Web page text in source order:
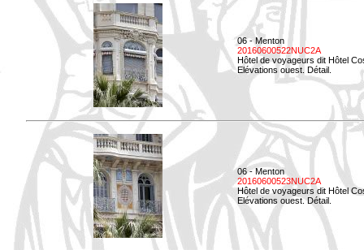
06 - Menton
20160600522NUC2A
Hôtel de voyageurs dit Hôtel
Elévations ouest. Détail.
06 - Menton
20160600523NUC2A
Hôtel de voyageurs dit Hôtel
Elévations ouest. Détail.